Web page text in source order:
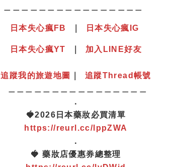
日本失心瘋 F B 日本失心瘋IG
日本失心瘋YT 加入LINE好友
追蹤我的旅遊地圖
追蹤Thread帳號
．
🍓2026日本藥妝必買清單
https://reurl.cc/lppZWA
．
🍓 藥妝店優惠券總整理